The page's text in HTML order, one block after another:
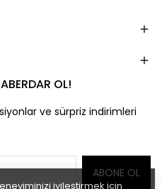
iyileştirmek için
OL!
ve sürpriz indirimleri
ABONE OL